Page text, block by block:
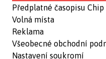
Předplatné časopisu Chip
Volná místa
Reklama
Všeobecné obchodní
Nastavení soukromí